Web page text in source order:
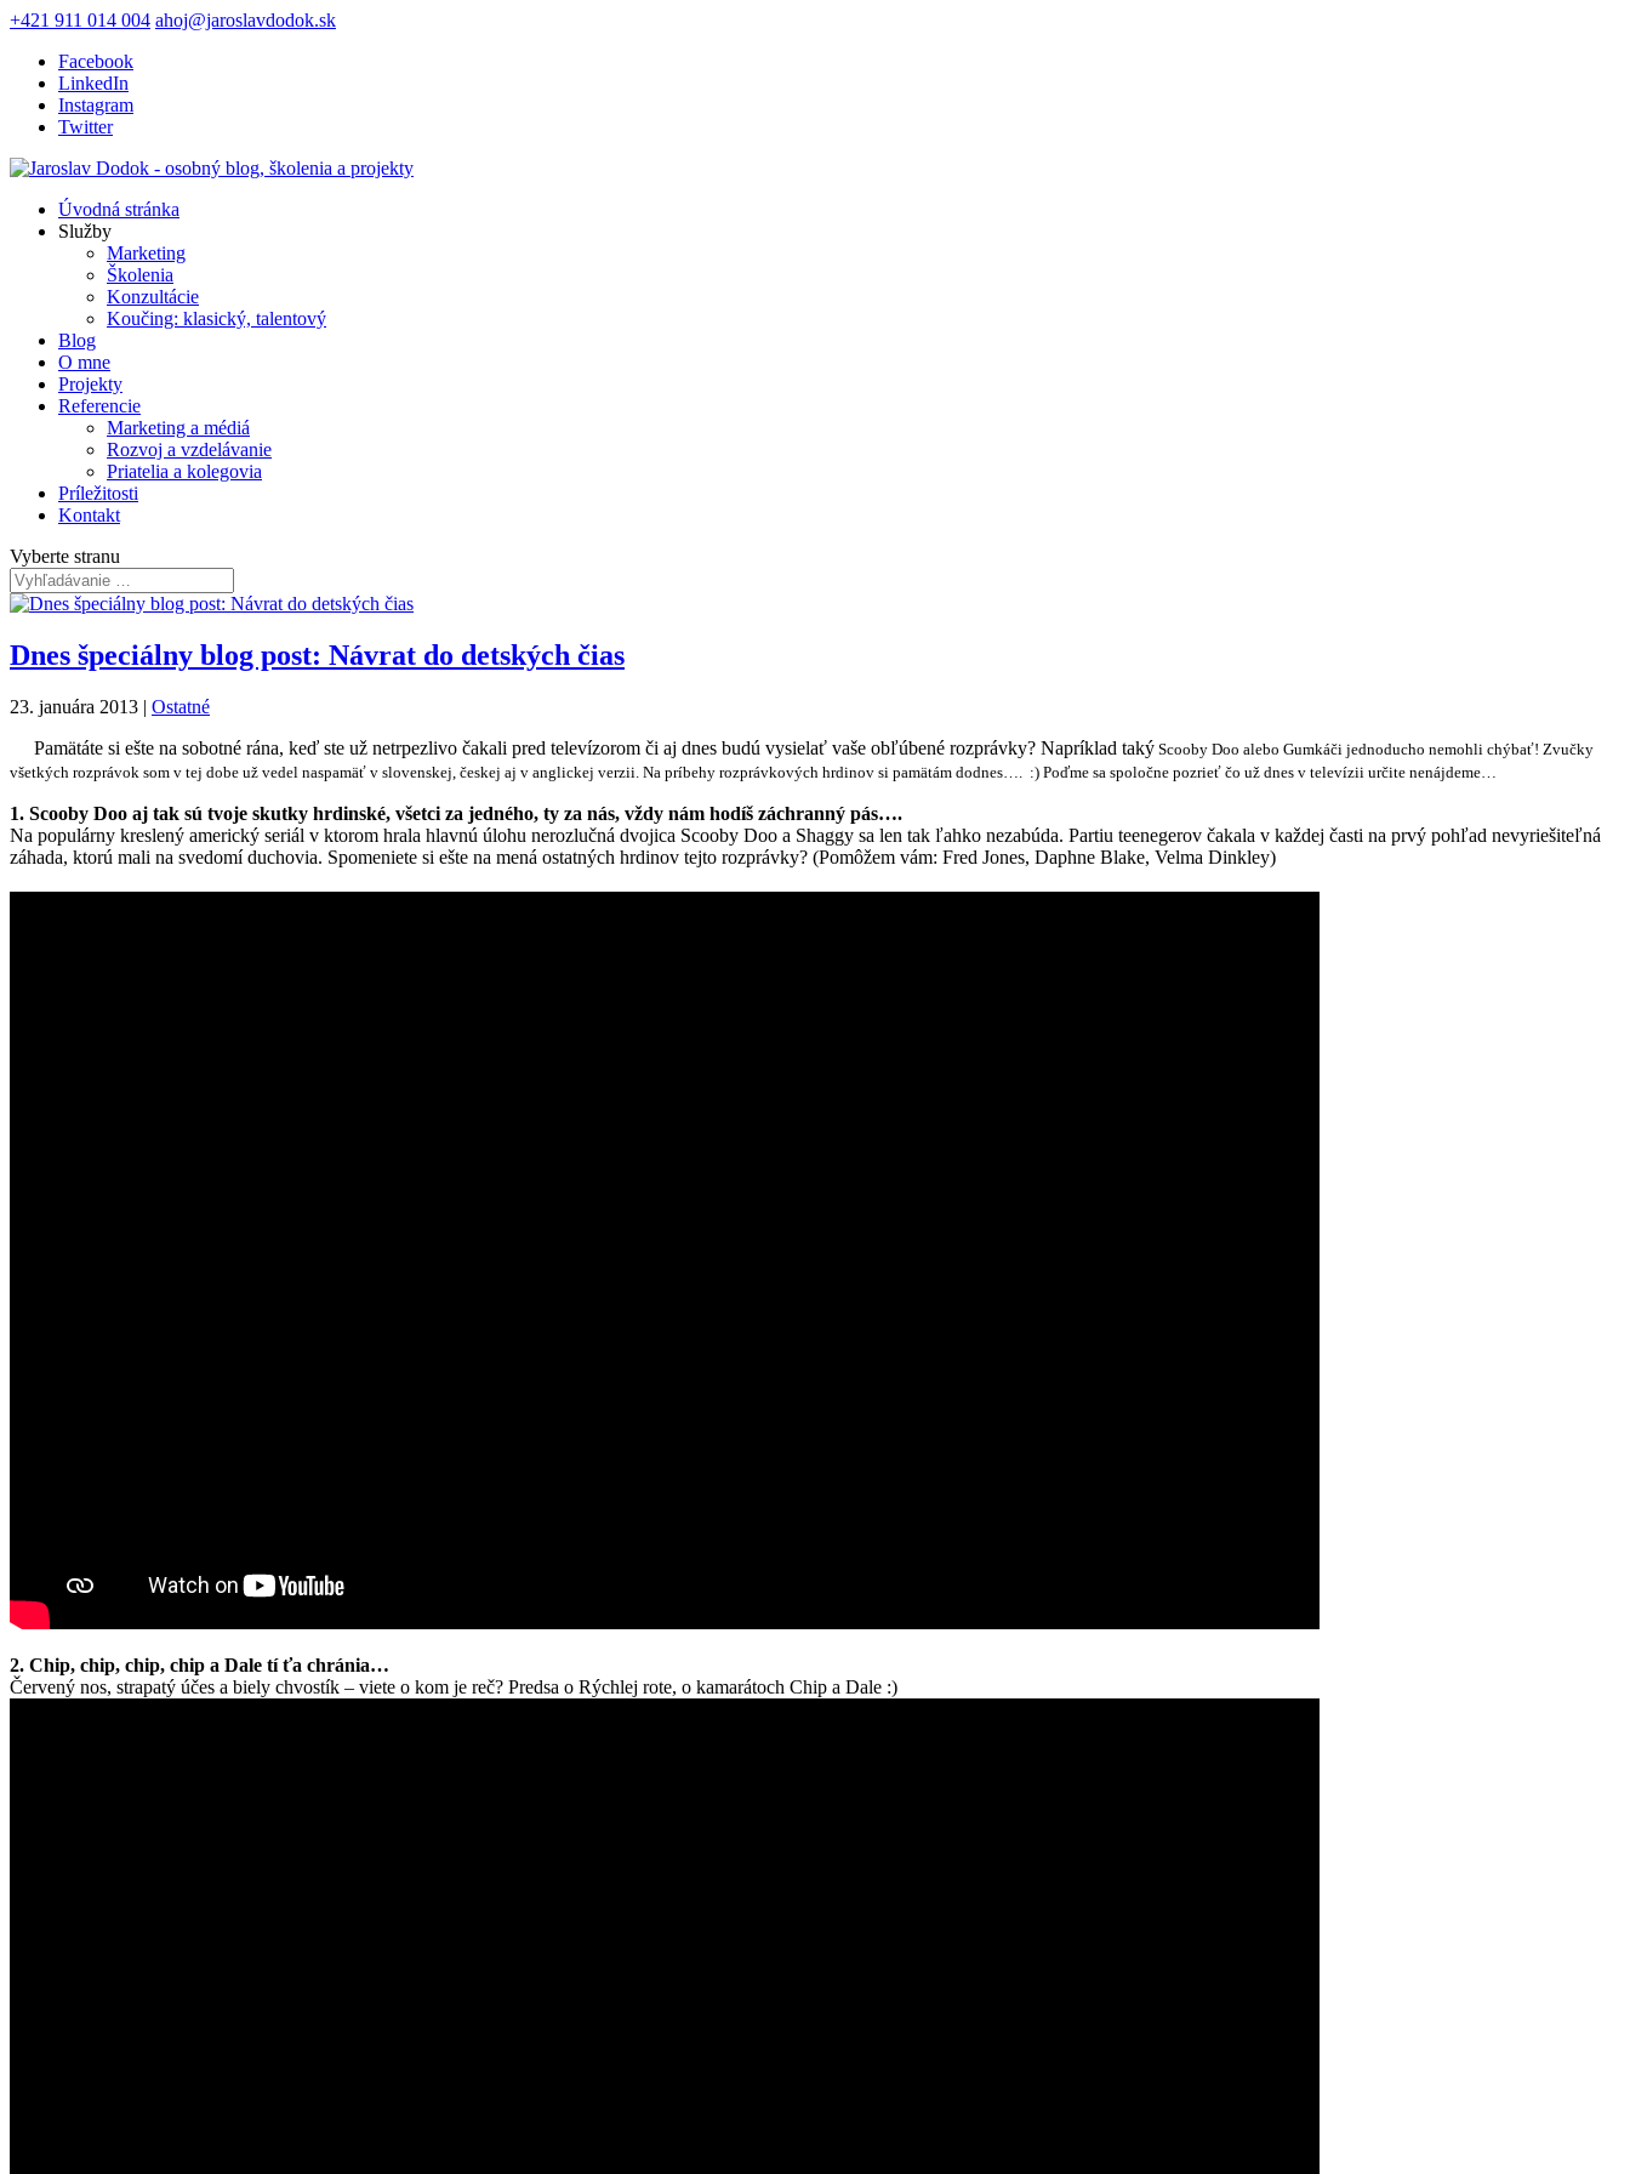
+421 911 014 004 ahoj@jaroslavdodok.sk
Facebook
LinkedIn
Instagram
Twitter
Úvodná stránka
Služby
Marketing
Školenia
Konzultácie
Koučing: klasický, talentový
Blog
O mne
Projekty
Referencie
Marketing a médiá
Rozvoj a vzdelávanie
Priatelia a kolegovia
Príležitosti
Kontakt
Vyberte stranu
Dnes špeciálny blog post: Návrat do detských čias
23. januára 2013 | Ostatné
Pamätáte si ešte na sobotné rána, keď ste už netrpezlivo čakali pred televízorom či aj dnes budú vysielať vaše obľúbené rozprávky? Napríklad taký Scooby Doo alebo Gumkáči jednoducho nemohli chýbať! Zvučky
všetkých rozprávok som v tej dobe už vedel naspamäť v slovenskej, českej aj v anglickej verzii. Na príbehy rozprávkových hrdinov si pamätám dodnes…. :) Poďme sa spoločne pozrieť čo už dnes v televízii určite nenájdeme…
1. Scooby Doo aj tak sú tvoje skutky hrdinské, všetci za jedného, ty za nás, vždy nám hodíš záchranný pás….
Na populárny kreslený americký seriál v ktorom hrala hlavnú úlohu nerozlučná dvojica Scooby Doo a Shaggy sa len tak ľahko nezabúda. Partiu teenegerov čakala v každej časti na prvý pohľad nevyriešiteľná
záhada, ktorú mali na svedomí duchovia. Spomeniete si ešte na mená ostatných hrdinov tejto rozprávky? (Pomôžem vám: Fred Jones, Daphne Blake, Velma Dinkley)
2. Chip, chip, chip, chip a Dale tí ťa chránia…
Červený nos, strapatý účes a biely chvostík – viete o kom je reč? Predsa o Rýchlej rote, o kamarátoch Chip a Dale :)